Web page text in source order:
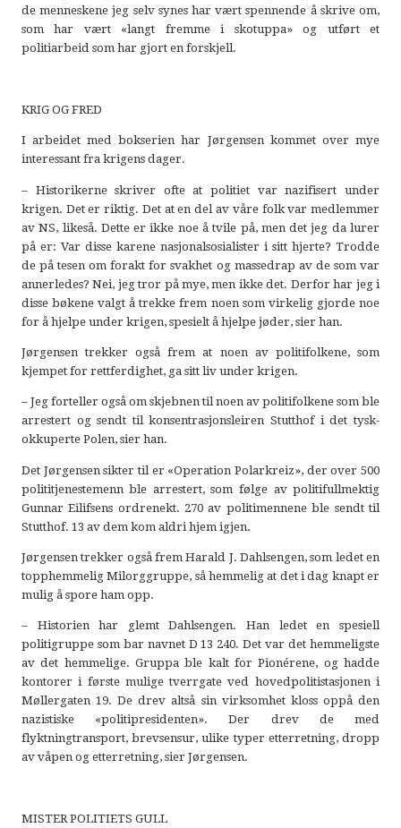
de menneskene jeg selv synes har vært spennende å skrive om,
som har vært «langt fremme i skotuppa» og utført et
politiarbeid som har gjort en forskjell.
KRIG OG FRED
I arbeidet med bokserien har Jørgensen kommet over mye
interessant fra krigens dager.
– Historikerne skriver ofte at politiet var nazifisert under
krigen. Det er riktig. Det at en del av våre folk var medlemmer
av NS, likeså. Dette er ikke noe å tvile på, men det jeg da lurer
på er: Var disse karene nasjonalsosialister i sitt hjerte? Trodde
de på tesen om forakt for svakhet og massedrap av de som var
annerledes? Nei, jeg tror på mye, men ikke det. Derfor har jeg i
disse bøkene valgt å trekke frem noen som virkelig gjorde noe
for å hjelpe under krigen, spesielt å hjelpe jøder, sier han.
Jørgensen trekker også frem at noen av politifolkene, som
kjempet for rettferdighet, ga sitt liv under krigen.
– Jeg forteller også om skjebnen til noen av politifolkene som ble
arrestert og sendt til konsentrasjonsleiren Stutthof i det tysk-
okkuperte Polen, sier han.
Det Jørgensen sikter til er «Operation Polarkreiz», der over 500
polititjenestemenn ble arrestert, som følge av politifullmektig
Gunnar Eilifsens ordrenekt. 270 av politimennene ble sendt til
Stutthof. 13 av dem kom aldri hjem igjen.
Jørgensen trekker også frem Harald J. Dahlsengen, som ledet en
topphemmelig Milorggruppe, så hemmelig at det i dag knapt er
mulig å spore ham opp.
– Historien har glemt Dahlsengen. Han ledet en spesiell
politigruppe som bar navnet D 13 240. Det var det hemmeligste
av det hemmelige. Gruppa ble kalt for Pionérene, og hadde
kontorer i første mulige tverrgate ved hovedpolitistasjonen i
Møllergaten 19. De drev altså sin virksomhet kloss oppå den
nazistiske «politipresidenten». Der drev de med
flyktningtransport, brevsensur, ulike typer etterretning, dropp
av våpen og etterretning, sier Jørgensen.
MISTER POLITIETS GULL